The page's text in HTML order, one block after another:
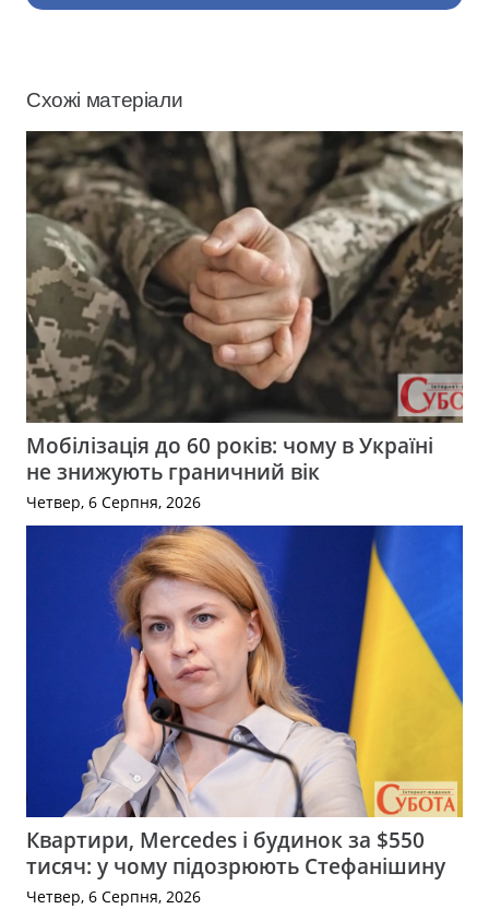
Схожі матеріали
Мобілізація до 60 років: чому в Україні
не знижують граничний вік
Четвер, 6 Серпня, 2026
Квартири, Mercedes і будинок за $550
тисяч: у чому підозрюють Стефанішину
Четвер, 6 Серпня, 2026